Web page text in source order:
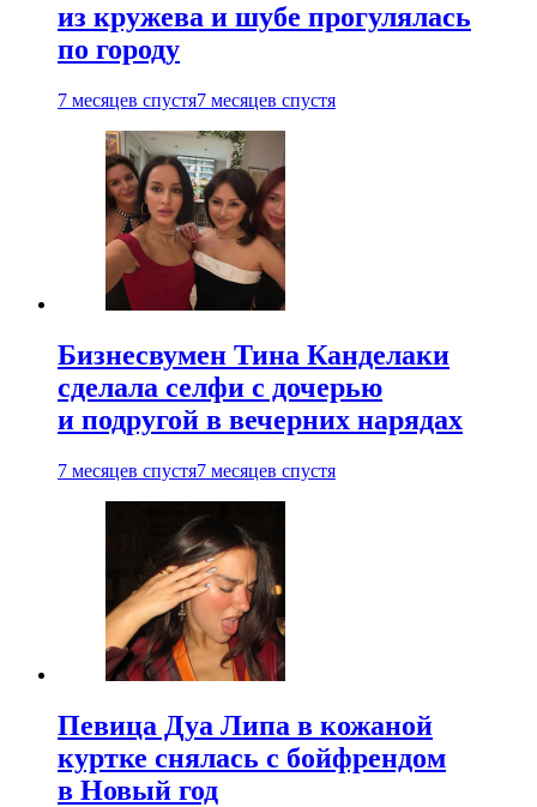
из кружева и шубе прогулялась
по городу
7 месяцев спустя7 месяцев спустя
Бизнесвумен Тина Канделаки
сделала селфи с дочерью
и подругой в вечерних нарядах
7 месяцев спустя7 месяцев спустя
Певица Дуа Липа в кожаной
куртке снялась с бойфрендом
в Новый год